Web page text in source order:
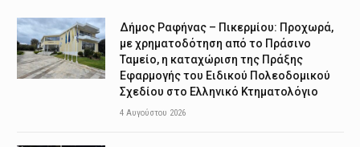
Δήμος Ραφήνας – Πικερμίου: Προχωρά,
με χρηματοδότηση από το Πράσινο
Ταμείο, η καταχώριση της Πράξης
Εφαρμογής του Ειδικού Πολεοδομικού
Σχεδίου στο Ελληνικό Κτηματολόγιο
4 Αυγούστου 2026